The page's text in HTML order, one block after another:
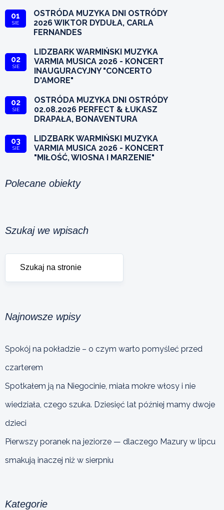
01
SIE
OSTRÓDA MUZYKA DNI OSTRÓDY
2026 WIKTOR DYDUŁA, CARLA
FERNANDES
02
SIE
LIDZBARK WARMIŃSKI MUZYKA
VARMIA MUSICA 2026 - KONCERT
INAUGURACYJNY "CONCERTO
D'AMORE"
02
SIE
OSTRÓDA MUZYKA DNI OSTRÓDY
02.08.2026 PERFECT & ŁUKASZ
DRAPAŁA, BONAVENTURA
03
SIE
LIDZBARK WARMIŃSKI MUZYKA
VARMIA MUSICA 2026 - KONCERT
"MIŁOŚĆ, WIOSNA I MARZENIE"
Polecane obiekty
Szukaj we wpisach
Najnowsze wpisy
Spokój na pokładzie – o czym warto pomyśleć przed
czarterem
Spotkałem ją na Niegocinie, miała mokre włosy i nie
wiedziała, czego szuka. Dziesięć lat później mamy dwoje
dzieci
Pierwszy poranek na jeziorze — dlaczego Mazury w lipcu
smakują inaczej niż w sierpniu
Kategorie